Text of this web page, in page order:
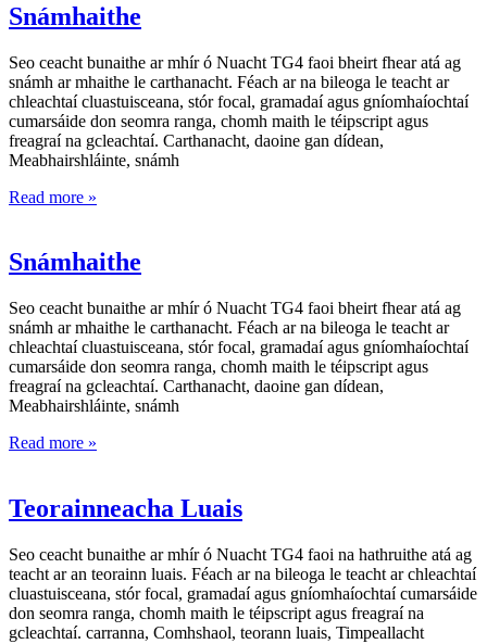
Snámhaithe
Seo ceacht bunaithe ar mhír ó Nuacht TG4 faoi bheirt fhear atá ag
snámh ar mhaithe le carthanacht. Féach ar na bileoga le teacht ar
chleachtaí cluastuisceana, stór focal, gramadaí agus gníomhaíochtaí
cumarsáide don seomra ranga, chomh maith le téipscript agus
freagraí na gcleachtaí. Carthanacht, daoine gan dídean,
Meabhairshláinte, snámh
Read more »
Snámhaithe
Seo ceacht bunaithe ar mhír ó Nuacht TG4 faoi bheirt fhear atá ag
snámh ar mhaithe le carthanacht. Féach ar na bileoga le teacht ar
chleachtaí cluastuisceana, stór focal, gramadaí agus gníomhaíochtaí
cumarsáide don seomra ranga, chomh maith le téipscript agus
freagraí na gcleachtaí. Carthanacht, daoine gan dídean,
Meabhairshláinte, snámh
Read more »
Teorainneacha Luais
Seo ceacht bunaithe ar mhír ó Nuacht TG4 faoi na hathruithe atá ag
teacht ar an teorainn luais. Féach ar na bileoga le teacht ar chleachtaí
cluastuisceana, stór focal, gramadaí agus gníomhaíochtaí cumarsáide
don seomra ranga, chomh maith le téipscript agus freagraí na
gcleachtaí. carranna, Comhshaol, teorann luais, Timpeallacht